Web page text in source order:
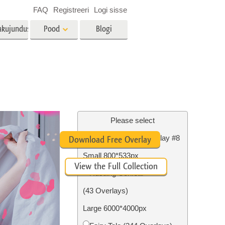
Fotode taastamine
Pood
videoülekatted
Blogi
FAQ Registreeri Logi sisse
Please select
Free Photoshop Overlay #8
Small 800*533px
Rustling Confetti
(43 Overlays)
Large 6000*4000px
Download Free Overlay
View the Full Collection